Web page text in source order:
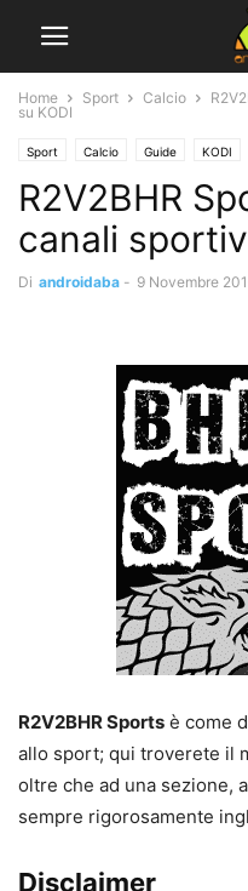
Home Sport Calcio
su KODI
Sport Calcio Guide KODI
R2V2BHR
canali
Di androidaba - 9 Novembre
R2V2BHR Sports è come
allo sport; qui troverete il
oltre che ad una sezione,
sempre rigorosamente
Disclaimer